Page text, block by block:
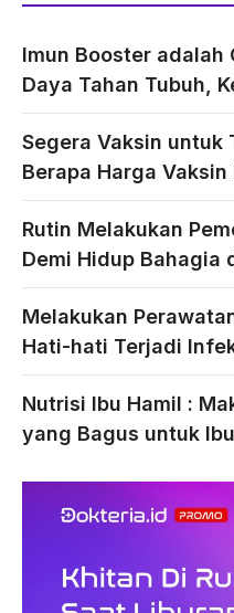
Imun Booster adalah
Daya Tahan Tubuh,
Segera Vaksin untuk
Berapa Harga
Rutin Melakukan
Demi Hidup Bahagia
Melakukan
Hati-hati Terjadi
Nutrisi Ibu Hamil :
yang Bagus untuk